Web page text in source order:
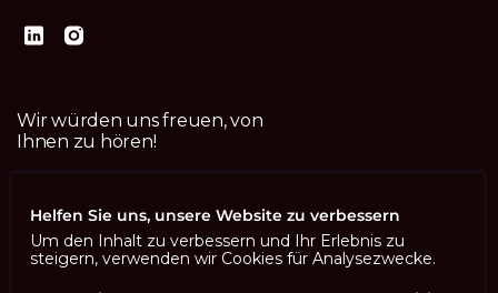
Wir würden uns freuen, von
Ihnen zu hören!
Helfen Sie uns, unsere Website zu verbessern
Um den Inhalt zu verbessern und Ihr Erlebnis zu
steigern, verwenden wir Cookies für Analysezwecke.